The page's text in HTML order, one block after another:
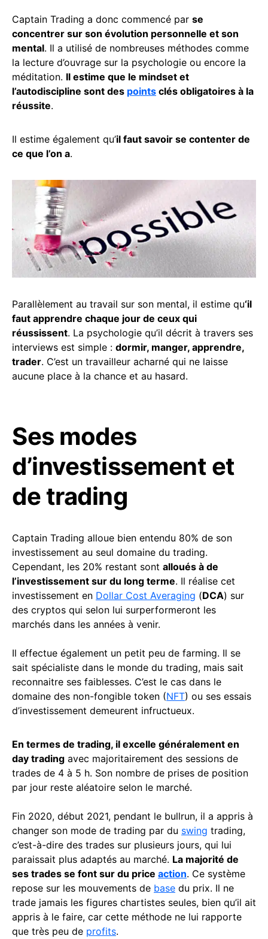
Captain Trading a donc commencé par se
concentrer sur son évolution personnelle et son
mental. Il a utilisé de nombreuses méthodes comme
la lecture d’ouvrage sur la psychologie ou encore la
méditation. Il estime que le mindset et
l’autodiscipline sont des points clés obligatoires à la
réussite.
Il estime également qu’il faut savoir se contenter de
ce que l’on a.
Parallèlement au travail sur son mental, il estime qu‘il
faut apprendre chaque jour de ceux qui
réussissent. La psychologie qu’il décrit à travers ses
interviews est simple : dormir, manger, apprendre,
trader. C’est un travailleur acharné qui ne laisse
aucune place à la chance et au hasard.
Ses modes
d’investissement et
de trading
Captain Trading alloue bien entendu 80% de son
investissement au seul domaine du trading.
Cependant, les 20% restant sont alloués à de
l’investissement sur du long terme. Il réalise cet
investissement en Dollar Cost Averaging (DCA) sur
des cryptos qui selon lui surperformeront les
marchés dans les années à venir.
Il effectue également un petit peu de farming. Il se
sait spécialiste dans le monde du trading, mais sait
reconnaitre ses faiblesses. C’est le cas dans le
domaine des non-fongible token (NFT) ou ses essais
d’investissement demeurent infructueux.
En termes de trading, il excelle généralement en
day trading avec majoritairement des sessions de
trades de 4 à 5 h. Son nombre de prises de position
par jour reste aléatoire selon le marché.
Fin 2020, début 2021, pendant le bullrun, il a appris à
changer son mode de trading par du swing trading,
c’est-à-dire des trades sur plusieurs jours, qui lui
paraissait plus adaptés au marché. La majorité de
ses trades se font sur du price action. Ce système
repose sur les mouvements de base du prix. Il ne
trade jamais les figures chartistes seules, bien qu’il ait
appris à le faire, car cette méthode ne lui rapporte
que très peu de profits.